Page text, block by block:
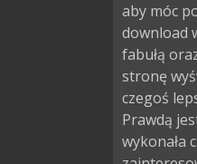
aby móc
download
fabułą
stronę
czegoś
Prawdą
wykonała